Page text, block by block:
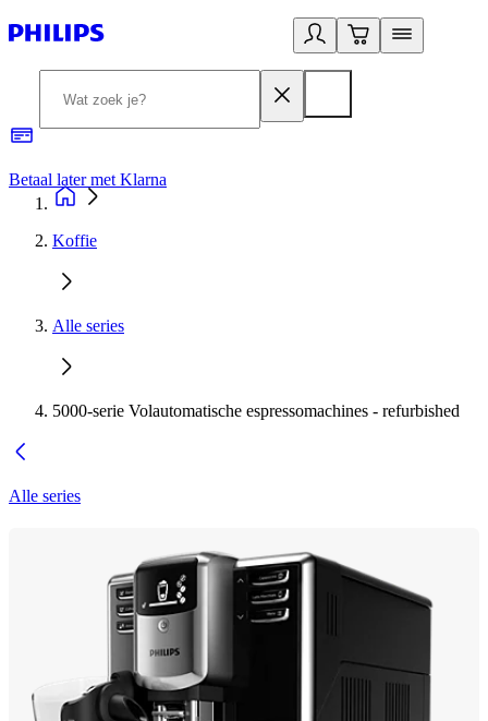
Betaal later met Klarna
Koffie
Alle series
5000-serie Volautomatische espressomachines - refurbished
Alle series